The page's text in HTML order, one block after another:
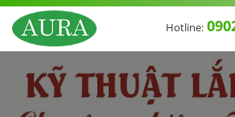
Hotline: